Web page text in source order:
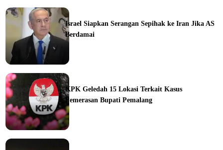
Israel Siapkan Serangan Sepihak ke Iran Jika AS
Berdamai
KPK Geledah 15 Lokasi Terkait Kasus
Pemerasan Bupati Pemalang